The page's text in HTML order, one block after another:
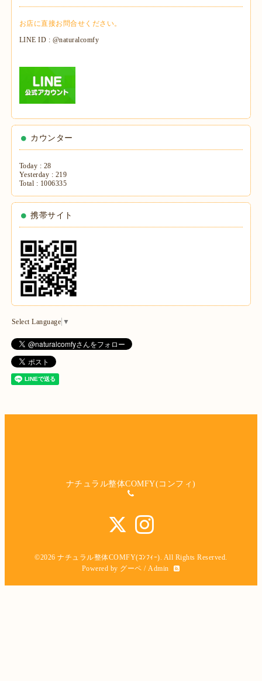
お店に直接お問合せください。
LINE ID : @naturalcomfy
カウンター
Today : 28
Yesterday : 219
Total : 1006335
携帯サイト
Select Language ▼
ナチュラル整体COMFY(コンフィ)
©2026ナチュラル整体COMFY(ｺﾝﾌｨｰ) . All Rights Reserved.
Powered by グーペ / Admin